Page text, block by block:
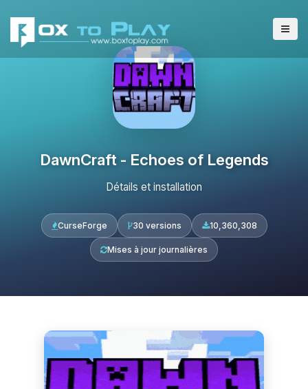
DawnCraft - Echoes of Legends
Détails et installation
CurseForge 30 versions 10,360,308
Mises à jour journalières